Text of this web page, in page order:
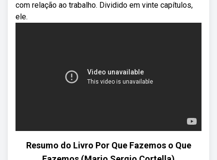
com relação ao trabalho. Dividido em vinte capítulos,
ele.
Resumo do Livro Por Que Fazemos o Que